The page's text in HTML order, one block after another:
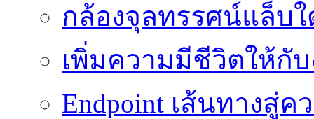
กล้องจุลทรรศน์แล็บ
เพิ่มความมีชีวิตให้กับ
Endpoint เส้นทางสู่